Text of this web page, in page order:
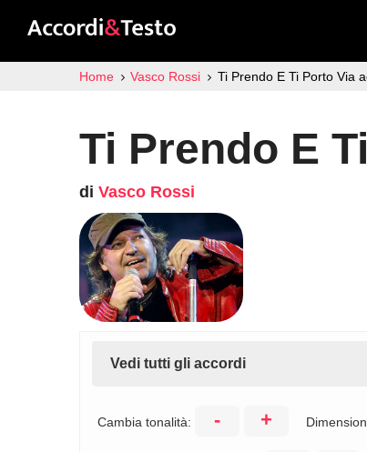
Home Vasco Rossi Ti Prendo E Ti Porto Via
Ti Prendo E
di Vasco Rossi
Vedi tutti gli accordi
Cambia tonalità: - +